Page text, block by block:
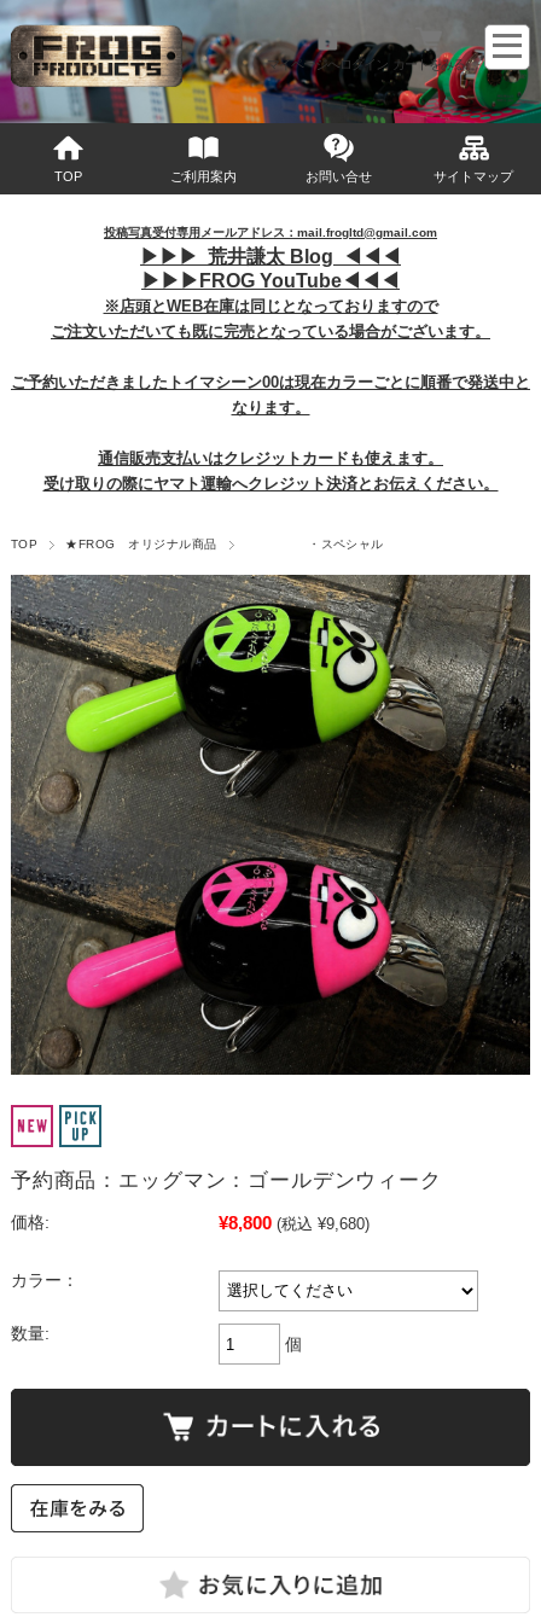
マイページへログイン カートをみる
TOP ご利用案内 お問い合せ サイトマップ
投稿写真受付専用メールアドレス：mail.frogltd@gmail.com
▶︎ ▶︎ ▶︎ 荒井謙太 Blog ◀︎ ◀︎ ◀︎
▶︎ ▶︎ ▶︎ FROG YouTube◀︎ ◀︎ ◀︎
※店頭とWEB在庫は同じとなっておりますので
ご注文いただいても既に完売となっている場合がございます。
ご予約いただきましたトイマシーン00は現在カラーごとに順番で発送中と
なります。
通信販売支払いはクレジットカードも使えます。
受け取りの際にヤマト運輸へクレジット決済とお伝えください。
TOP ★FROG オリジナル商品 ・スペシャル
予約商品：エッグマン：ゴールデンウィーク
価格: ¥8,800 (税込 ¥9,680)
カラー：
数量:
個